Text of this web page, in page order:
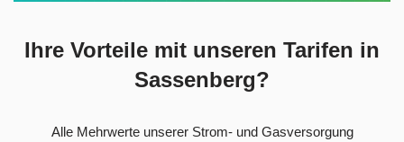
Ihre Vorteile mit unseren Tarifen in
Sassenberg?
Alle Mehrwerte unserer Strom- und Gasversorgung